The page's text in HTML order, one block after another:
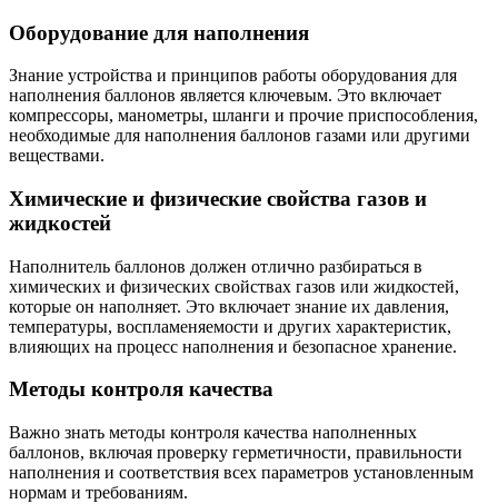
Оборудование для наполнения
Знание устройства и принципов работы оборудования для
наполнения баллонов является ключевым. Это включает
компрессоры, манометры, шланги и прочие приспособления,
необходимые для наполнения баллонов газами или другими
веществами.
Химические и физические свойства газов и
жидкостей
Наполнитель баллонов должен отлично разбираться в
химических и физических свойствах газов или жидкостей,
которые он наполняет. Это включает знание их давления,
температуры, воспламеняемости и других характеристик,
влияющих на процесс наполнения и безопасное хранение.
Методы контроля качества
Важно знать методы контроля качества наполненных
баллонов, включая проверку герметичности, правильности
наполнения и соответствия всех параметров установленным
нормам и требованиям.